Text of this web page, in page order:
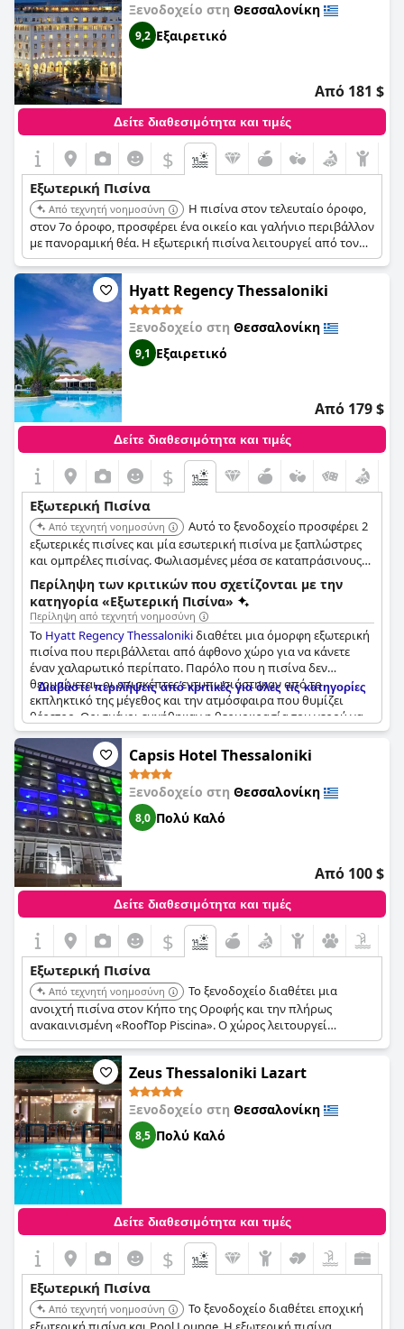
Ξενοδοχείο στη Θεσσαλονίκη
9,2 Εξαιρετικό
Από 181 $
Δείτε διαθεσιμότητα και τιμές
$
Εξωτερική Πισίνα
Από τεχνητή νοημοσύνη
Η πισίνα στον τελευταίο όροφο,
στον 7ο όροφο, προσφέρει ένα οικείο και γαλήνιο περιβάλλον
με πανοραμική θέα. Η εξωτερική πισίνα λειτουργεί από τον
Μάιο έως τα τέλη Σεπτεμβρίου, εφόσον το επιτρέπει ο καιρός.
Υπάρχει επίσης μια εσωτερική θερμαινόμενη πισίνα.
Hyatt Regency Thessaloniki
Ξενοδοχείο στη Θεσσαλονίκη
9,1 Εξαιρετικό
Από 179 $
Δείτε διαθεσιμότητα και τιμές
$
Εξωτερική Πισίνα
Από τεχνητή νοημοσύνη
Αυτό το ξενοδοχείο προσφέρει 2
εξωτερικές πισίνες και μία εσωτερική πισίνα με ξαπλώστρες
και ομπρέλες πισίνας. Φωλιασμένες μέσα σε καταπράσινους
κήπους, η μεγάλη εξωτερική πισίνα και η παιδική πισίνα
δημιουργούν μια πραγματικά μοναδική και χαλαρωτική
ατμόσφαιρα.
Περίληψη των κριτικών που σχετίζονται με την
κατηγορία «Εξωτερική Πισίνα»
Περίληψη από τεχνητή νοημοσύνη
Το Hyatt Regency Thessalonikiδιαθέτει μια όμορφη εξωτερική
πισίνα που περιβάλλεται από άφθονο χώρο για να κάνετε
έναν χαλαρωτικό περίπατο. Παρόλο που η πισίνα δεν
θερμαίνεται, οι επισκέπτες εντυπωσιάστηκαν από το
εκπληκτικό της μέγεθος και την ατμόσφαιρα που θυμίζει
θέρετρο. Ορισμένοι ευχήθηκαν η θερμοκρασία του νερού να
ήταν λίγο πιο ζεστή, αλλά συνολικά ο χώρος της πισίνας ήταν
ένα τέλειο μέρος για να χαλαρώσουν κατά τη διάρκεια της
διαμονής τους. Το καταπράσινο περιβάλλον του ξενοδοχείου
και ο περιποιημένος κήπος του προσθέτουν στην γαλήνια
ατμόσφαιρα που επικρατεί σε αυτό το τέλειο ξενοδοχείο του
αεροδρομίου. Δυστυχώς, κατά τη διάρκεια ορισμένων
διαμονών, η εξωτερική πισίνα ήταν κλειστή. Ωστόσο, όταν
είναι ανοιχτή, οι επισκέπτες μπορούν να απολαύσουν μια
υπέροχη και πολύ μεγάλη πισίνα που είναι ιδανική για μια
δροσιστική βουτιά.
Διαβάστε περιλήψεις από κριτικές για όλες τις κατηγορίες
Capsis Hotel Thessaloniki
Ξενοδοχείο στη Θεσσαλονίκη
8,0 Πολύ Καλό
Από 100 $
Δείτε διαθεσιμότητα και τιμές
$
Εξωτερική Πισίνα
Από τεχνητή νοημοσύνη
Το ξενοδοχείο διαθέτει μια
ανοιχτή πισίνα στον Κήπο της Οροφής και την πλήρως
ανακαινισμένη «RoofTop Piscina». Ο χώρος λειτουργεί
καθημερινά κατά τη διάρκεια του καλοκαιριού, εφόσον το
επιτρέπει ο καιρός.
Zeus Thessaloniki Lazart
Ξενοδοχείο στη Θεσσαλονίκη
8,5 Πολύ Καλό
Δείτε διαθεσιμότητα και τιμές
$
Εξωτερική Πισίνα
Από τεχνητή νοημοσύνη
Το ξενοδοχείο διαθέτει εποχική